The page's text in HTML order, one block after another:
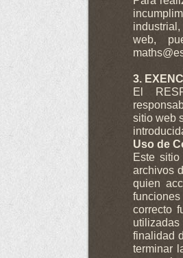
web,
3.
El
sitio web
Uso de
Este
archivos
quien
correcto
utilizadas
finalidad
terminar